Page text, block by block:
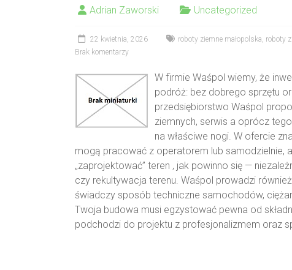
Adrian Zaworski Uncategorized
22 kwietnia, 2026 roboty ziemne małopolska, roboty
Brak komentarzy
W firmie Waśpol wiemy, że
podróż: bez dobrego sprzętu
przedsiębiorstwo Waśpol
ziemnych, serwis a oprócz
na właściwe nogi. W ofercie
mogą pracować z operatorem lub samodzielnie,
„zaprojektować” teren , jak powinno się —
czy rekultywacja terenu. Waśpol prowadzi
świadczy sposób techniczne samochodów,
Twoja budowa musi egzystować pewna od
podchodzi do projektu z profesjonalizmem oraz